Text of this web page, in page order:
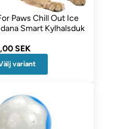
Paws Chill Out Ice
Smart Kylhalsduk
SEK
variant